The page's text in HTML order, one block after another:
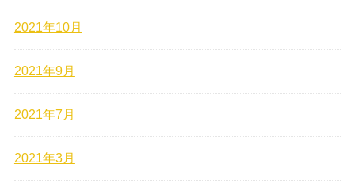
2021年10月
2021年9月
2021年7月
2021年3月